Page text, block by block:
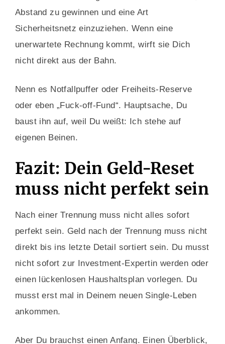
Abstand zu gewinnen und eine Art
Sicherheitsnetz einzuziehen. Wenn eine
unerwartete Rechnung kommt, wirft sie Dich
nicht direkt aus der Bahn.
Nenn es Notfallpuffer oder Freiheits-Reserve
oder eben „Fuck-off-Fund“. Hauptsache, Du
baust ihn auf, weil Du weißt: Ich stehe auf
eigenen Beinen.
Fazit: Dein Geld-Reset
muss nicht perfekt sein
Nach einer Trennung muss nicht alles sofort
perfekt sein. Geld nach der Trennung muss nicht
direkt bis ins letzte Detail sortiert sein. Du musst
nicht sofort zur Investment-Expertin werden oder
einen lückenlosen Haushaltsplan vorlegen. Du
musst erst mal in Deinem neuen Single-Leben
ankommen.
Aber Du brauchst einen Anfang. Einen Überblick,